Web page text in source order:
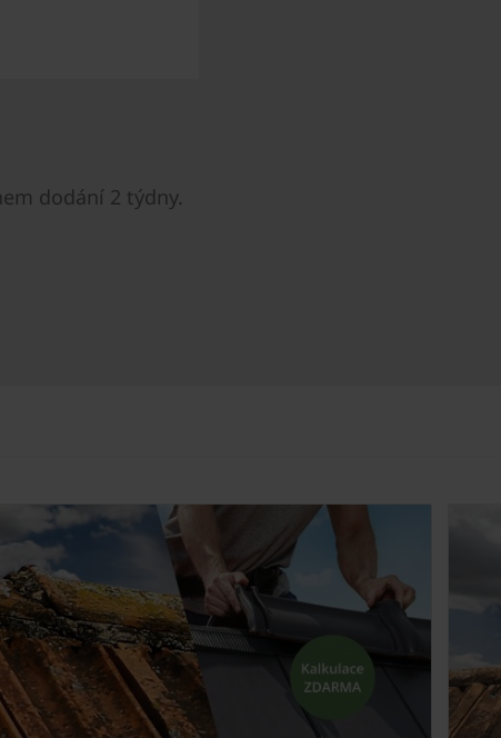
dodání 2 týdny.